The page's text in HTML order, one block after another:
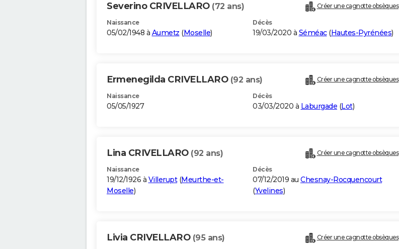
Severino CRIVELLARO (72 ans) Créer une cagnotte obsèques
Naissance
05/02/1948 à Aumetz (Moselle)
Décès
19/03/2020 à Séméac(Hautes-Pyrénées)
Ermenegilda CRIVELLARO (92 ans) Créer une cagnotte obsèques
Naissance
05/05/1927
Décès
03/03/2020 à Laburgade (Lot)
Lina CRIVELLARO (92 ans) Créer une cagnotte obsèques
Naissance
19/12/1926 à Villerupt(Meurthe-et-
Moselle)
Décès
07/12/2019 au Chesnay-Rocquencourt
(Yvelines)
Livia CRIVELLARO (95 ans) Créer une cagnotte obsèques